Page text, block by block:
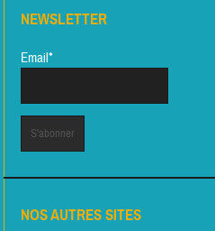
NEWSLETTER
Email*
NOS AUTRES SITES